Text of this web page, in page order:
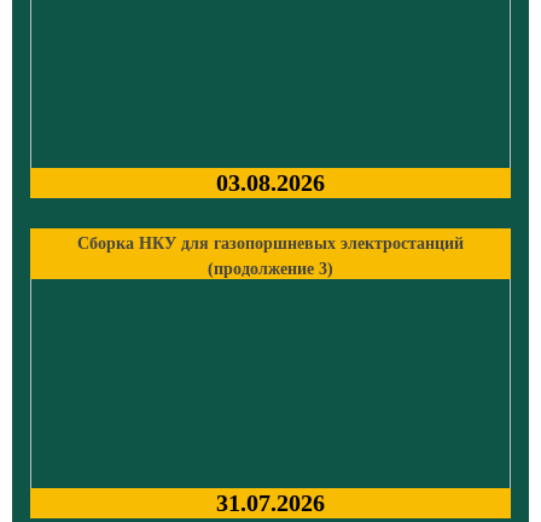
03.08.2026
Сборка НКУ для газопоршневых электростанций
(продолжение 3)
31.07.2026